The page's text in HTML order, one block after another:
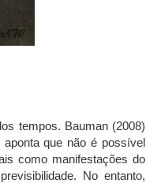
tempos. Bauman (2008)
que não é possível
como manifestações do
No entanto,